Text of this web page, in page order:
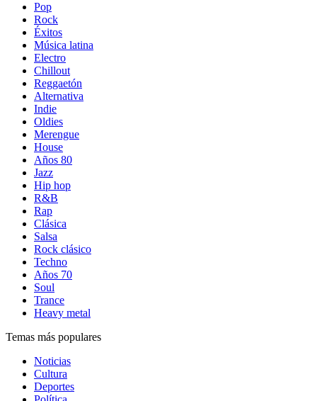
Pop
Rock
Éxitos
Música latina
Electro
Chillout
Reggaetón
Alternativa
Indie
Oldies
Merengue
House
Años 80
Jazz
Hip hop
R&B
Rap
Clásica
Salsa
Rock clásico
Techno
Años 70
Soul
Trance
Heavy metal
Temas más populares
Noticias
Cultura
Deportes